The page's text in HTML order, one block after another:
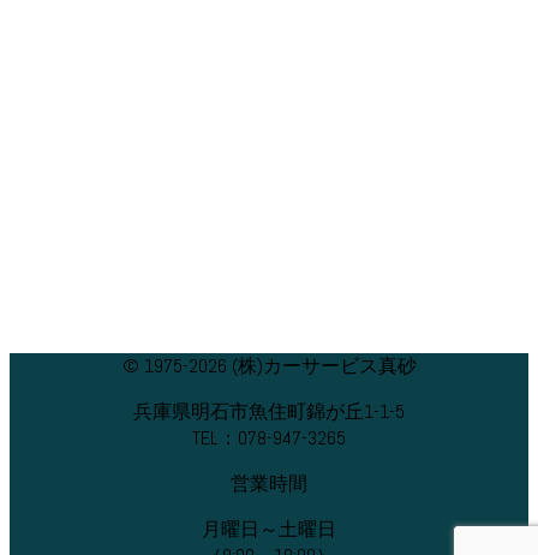
© 1975-2026 (株)カーサービス真砂
兵庫県明石市魚住町錦が丘1-1-5
TEL：078-947-3265
営業時間
月曜日～土曜日